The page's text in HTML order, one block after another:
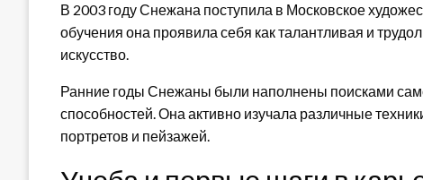
В 2003 году Снежана поступила в Московское
обучения она проявила себя как талантливая и
искусство.
Ранние годы Снежаны были наполнены поисками
способностей. Она активно изучала различные
портретов и пейзажей.